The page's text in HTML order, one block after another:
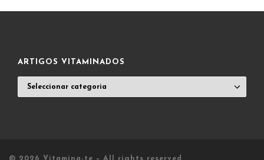
ARTIGOS VITAMINADOS
VITAMINADOS